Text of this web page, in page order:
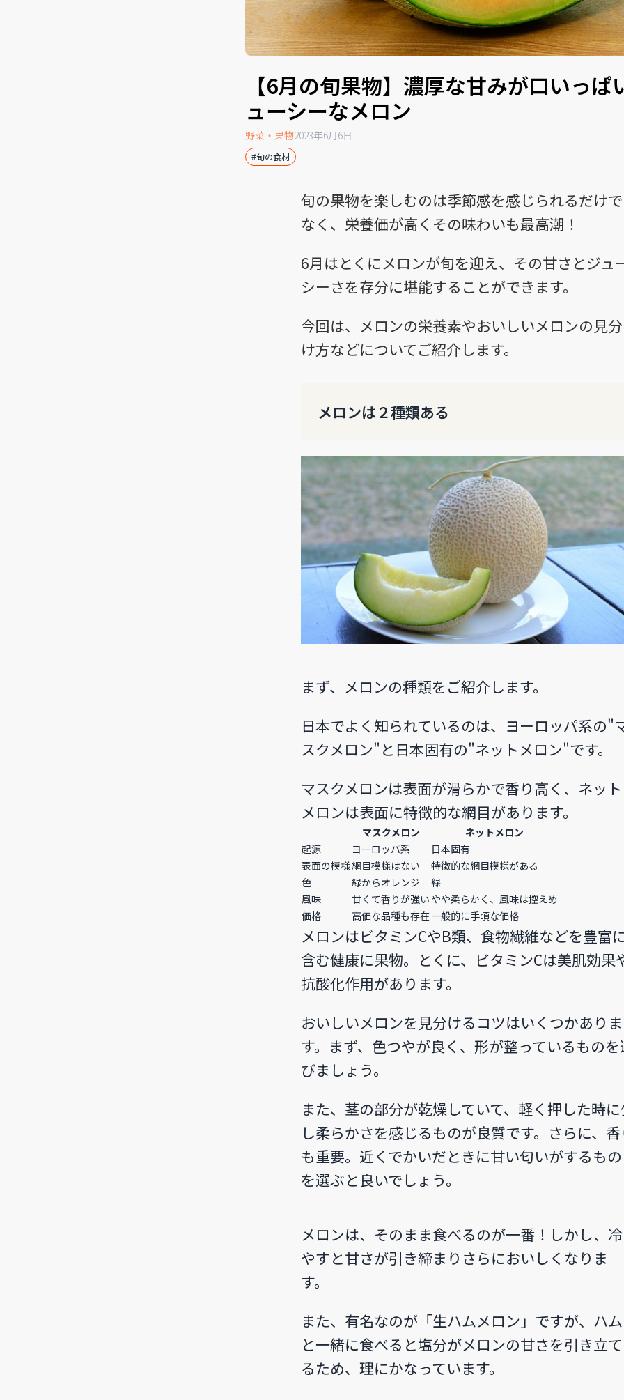
【6月の旬果物】濃厚な甘みが口いっぱ
ューシーなメロン
野菜・果物2023年6月6日
#旬の食材
旬の果物を楽しむのは季節感を感じられるだけで
なく、栄養価が高くその味わいも最高潮！
6月はとくにメロンが旬を迎え、その甘さとジュ
シーさを存分に堪能することができます。
今回は、メロンの栄養素やおいしいメロンの見分
け方などについてご紹介します。
メロンは２種類ある
まず、メロンの種類をご紹介します。
日本でよく知られているのは、ヨーロッパ系の"
スクメロン"と日本固有の"ネットメロン"です。
マスクメロンは表面が滑らかで香り高く、ネット
メロンは表面に特徴的な網目があります。
マスクメロン
ネットメロン
起源
ヨーロッパ系
日本固有
表面の模様網目模様はない
特徴的な網目模様がある
色
緑からオレンジ
緑
風味
甘くて香りが強い やや柔らかく、風味は控えめ
価格
高価な品種も存在一般的に手頃な価格
メロンはビタミンCやB類、食物繊維などを豊富
含む健康に果物。とくに、ビタミンCは美肌効果
抗酸化作用があります。
おいしいメロンを見分けるコツはいくつかありま
す。まず、色つやが良く、形が整っているものを
びましょう。
また、茎の部分が乾燥していて、軽く押した時
し柔らかさを感じるものが良質です。さらに、
も重要。近くでかいだときに甘い匂いがするもの
を選ぶと良いでしょう。
メロンは、そのまま食べるのが一番！しかし、冷
やすと甘さが引き締まりさらにおいしくなりま
す。
また、有名なのが「生ハムメロン」ですが、ハム
と一緒に食べると塩分がメロンの甘さを引き立て
るため、理にかなっています。